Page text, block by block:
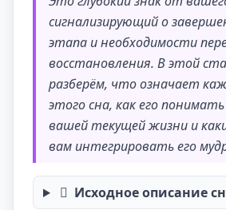
сигнализирующий о
этапа и необходимости
восстановления. В этой
разберём, что означает
этого сна, как его
вашей текущей жизни и
вам интегрировать его
Исходное описание